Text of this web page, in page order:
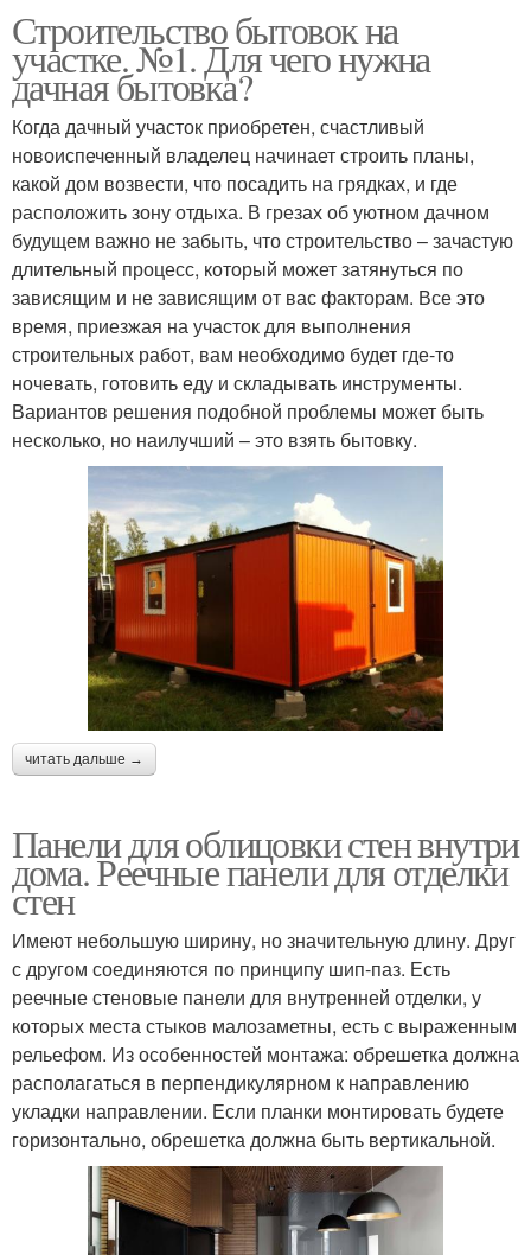
Строительство бытовок на
участке. №1. Для чего нужна
дачная бытовка?
Когда дачный участок приобретен, счастливый
новоиспеченный владелец начинает строить планы,
какой дом возвести, что посадить на грядках, и где
расположить зону отдыха. В грезах об уютном дачном
будущем важно не забыть, что строительство – зачастую
длительный процесс, который может затянуться по
зависящим и не зависящим от вас факторам. Все это
время, приезжая на участок для выполнения
строительных работ, вам необходимо будет где-то
ночевать, готовить еду и складывать инструменты.
Вариантов решения подобной проблемы может быть
несколько, но наилучший – это взять бытовку.
читать дальше →
Панели для облицовки стен внутри
дома. Реечные панели для отделки
стен
Имеют небольшую ширину, но значительную длину. Друг
с другом соединяются по принципу шип-паз. Есть
реечные стеновые панели для внутренней отделки, у
которых места стыков малозаметны, есть с выраженным
рельефом. Из особенностей монтажа: обрешетка должна
располагаться в перпендикулярном к направлению
укладки направлении. Если планки монтировать будете
горизонтально, обрешетка должна быть вертикальной.